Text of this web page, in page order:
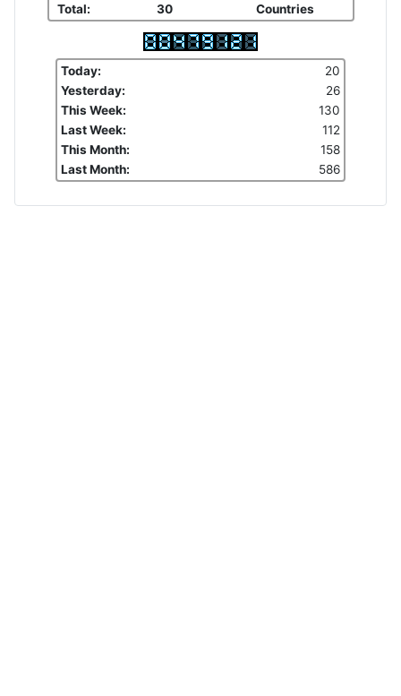
Total: 30 Countries
Today:
20
Yesterday:
26
This Week:
130
Last Week:
112
This Month:
158
Last Month:
586